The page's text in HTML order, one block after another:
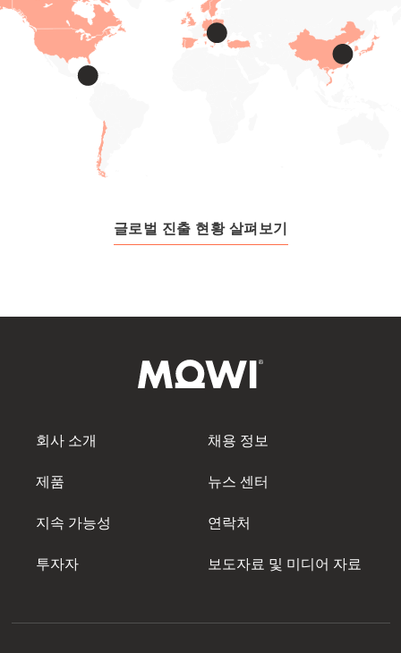
글로벌 진출 현황 살펴보기
회사 소개
제품
지속 가능성
투자자
채용 정보
뉴스 센터
연락처
보도자료 및 미디어 자료